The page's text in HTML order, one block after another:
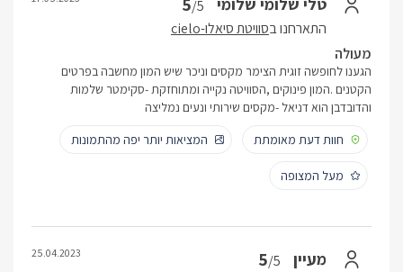
/5
התארחנו בסוויטת סיאלו-cielo
מעולה
הגענו לחופשה זוגית הצימר מקסים וניכר שיש המון מחשבה בפרטים
הקטנים .המון פינוקים ,הסוויטה נקייה ומתוחזקת -סקימטר שלמות
והדובדבן הוא דניאל -מקסים שירותי ונעים נמליצה
חוות דעת מאומתת
המציאות יותר יפה מהתמונות
מעל המצופה
מעיין 5/5
25.04.2023